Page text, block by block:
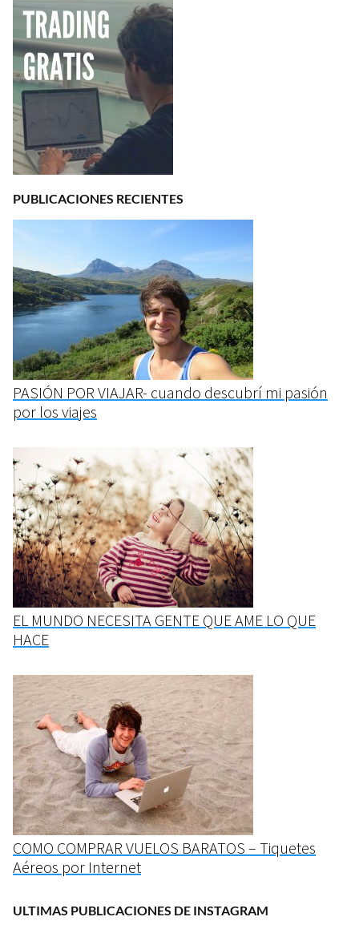
PUBLICACIONES RECIENTES
PASIÓN POR VIAJAR- cuando descubrí mi pasión
por los viajes
EL MUNDO NECESITA GENTE QUE AME LO QUE
HACE
COMO COMPRAR VUELOS BARATOS – Tiquetes
Aéreos por Internet
ULTIMAS PUBLICACIONES DE INSTAGRAM